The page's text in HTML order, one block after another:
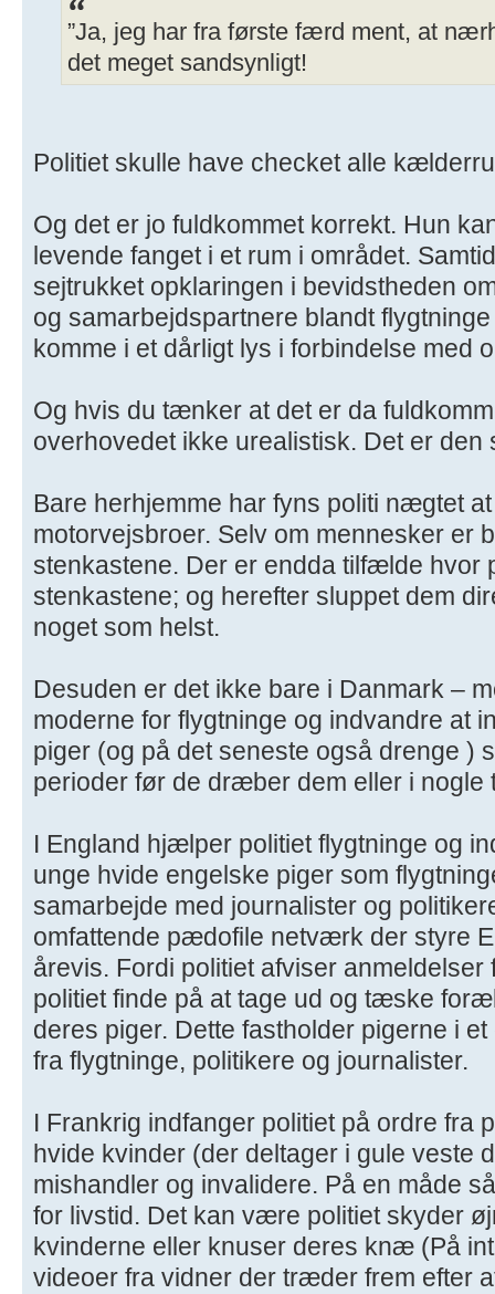
”Ja, jeg har fra første færd ment, at
det meget sandsynligt!
Politiet skulle have checket alle
Og det er jo fuldkommet korrekt. Hun
levende fanget i et rum i området.
sejtrukket opklaringen i bevidstheden
og samarbejdspartnere blandt
komme i et dårligt lys i forbindelse med
Og hvis du tænker at det er da
overhovedet ikke urealistisk. Det er den
Bare herhjemme har fyns politi nægtet
motorvejsbroer. Selv om mennesker er
stenkastene. Der er endda tilfælde hvor
stenkastene; og herefter sluppet dem
noget som helst.
Desuden er det ikke bare i Danmark –
moderne for flygtninge og indvandre at
piger (og på det seneste også drenge )
perioder før de dræber dem eller i
I England hjælper politiet flygtninge og
unge hvide engelske piger som
samarbejde med journalister og
omfattende pædofile netværk der styre
årevis. Fordi politiet afviser
politiet finde på at tage ud og tæske
deres piger. Dette fastholder pigerne i
fra flygtninge, politikere og journalister.
I Frankrig indfanger politiet på ordre fra
hvide kvinder (der deltager i gule veste
mishandler og invalidere. På en måde
for livstid. Det kan være politiet skyder
kvinderne eller knuser deres knæ (På
videoer fra vidner der træder frem efter